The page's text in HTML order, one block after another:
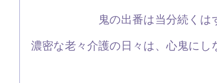
鬼の出番は当分続くは
濃密な老々介護の日々は、心鬼に